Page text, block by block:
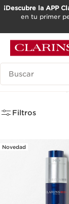
IR AL
¡Descubre la APP
en tu primer
Leyenda
Antiedad
Filtros
Novedad